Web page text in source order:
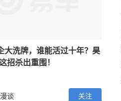
大洗牌，谁能活过十年？昊
招杀出重围！
谈 关注